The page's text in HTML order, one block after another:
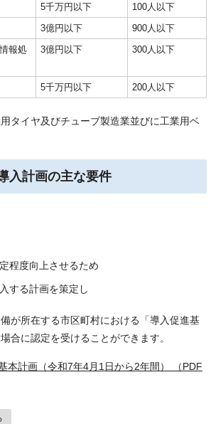
5千万円以下
100人以下
3億円以下
900人以下
報処
3億円以下 300人以下
5千万円以下 200人以下
タイヤ及びチューブ製造業並びに工業用ベ
入計画の主な要件
程度向上させるため
する計画を策定し
が所在する市区町村における「導入促進基
合に認定を受けることができます。
本計画（令和7年4月1日から2年間） （PDF